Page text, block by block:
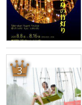
3